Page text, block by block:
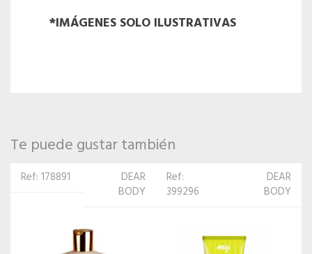
*IMÁGENES SOLO ILUSTRATIVAS
Te puede gustar también
Ref:
DEAR
BODY
Ref: 366816
DEAR
BODY